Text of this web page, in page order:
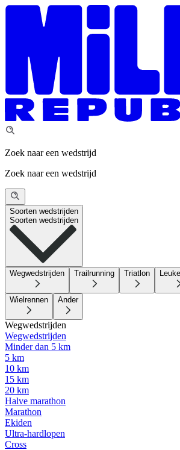
Zoek naar een wedstrijd
Zoek naar een wedstrijd
Soorten wedstrijden
Soorten wedstrijden
Wegwedstrijden Trailrunning Triatlon
Wielrennen Ander
Wegwedstrijden
Wegwedstrijden
Minder dan 5 km
5 km
10 km
15 km
20 km
Halve marathon
Marathon
Ekiden
Ultra-hardlopen
Cross